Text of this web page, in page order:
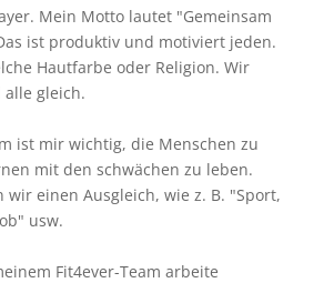
Mein Motto lautet "Gemeinsam
ist produktiv und motiviert jeden.
Hautfarbe oder Religion. Wir
alle gleich.
ist mir wichtig, die Menschen zu
mit den schwächen zu leben.
wir einen Ausgleich, wie z. B. "Sport,
usw.
Fit4ever-Team arbeite